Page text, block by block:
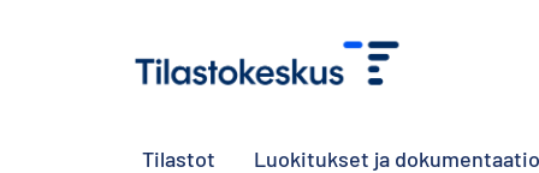
Tilastot Luokitukset ja dokumentaatio